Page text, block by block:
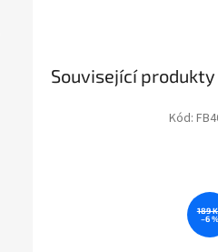
Související produkty
189
–6 %
Kód: